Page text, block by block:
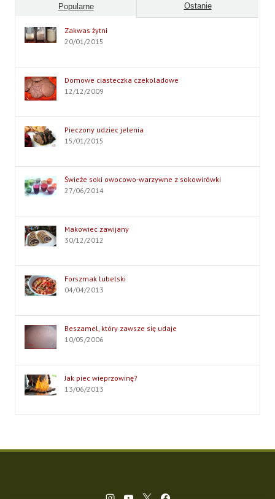
Popularne Ostanie
Zakwas żytni
20/01/2015
Domowe ciasteczka czekoladowe
12/12/2009
Pieczony udziec jelenia
15/01/2015
Świeże soki owocowo-warzywne z sokowirówki
27/06/2014
Makowiec zawijany
30/12/2012
Forszmak lubelski
04/04/2013
Beszamel, który zawsze się udaje
10/05/2006
Jak piec wieprzowinę?
13/06/2013